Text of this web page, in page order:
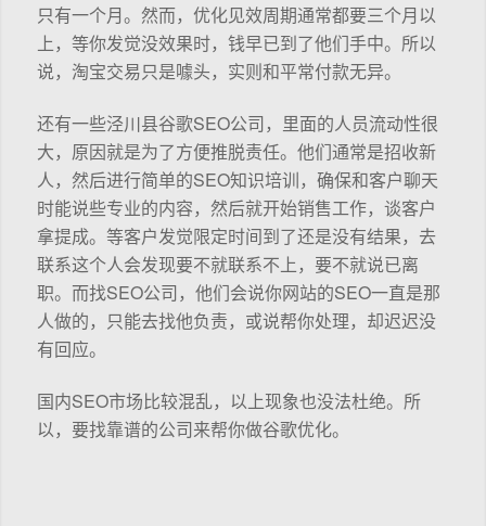
只有一个月。然而，优化见效周期通常都要三个月以
上，等你发觉没效果时，钱早已到了他们手中。所以
说，淘宝交易只是噱头，实则和平常付款无异。
还有一些泾川县谷歌SEO公司，里面的人员流动性很
大，原因就是为了方便推脱责任。他们通常是招收新
人，然后进行简单的SEO知识培训，确保和客户聊天
时能说些专业的内容，然后就开始销售工作，谈客户
拿提成。等客户发觉限定时间到了还是没有结果，去
联系这个人会发现要不就联系不上，要不就说已离
职。而找SEO公司，他们会说你网站的SEO一直是那
人做的，只能去找他负责，或说帮你处理，却迟迟没
有回应。
国内SEO市场比较混乱，以上现象也没法杜绝。所
以，要找靠谱的公司来帮你做谷歌优化。